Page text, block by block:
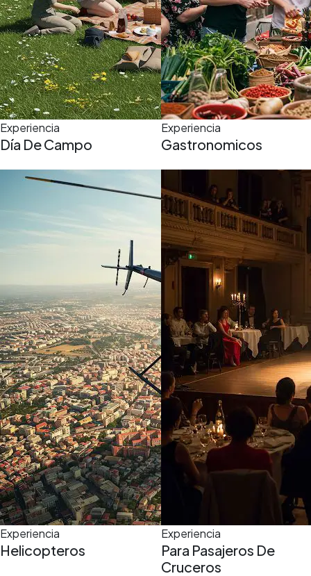
Experiencia
Día De Campo
Experiencia
Gastronomicos
Experiencia
Helicopteros
Experiencia
Para Pasajeros De
Cruceros